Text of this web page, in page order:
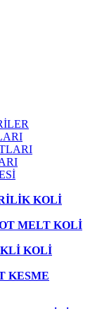
KOLİ
MELT KOLİ
KOLİ
KESME